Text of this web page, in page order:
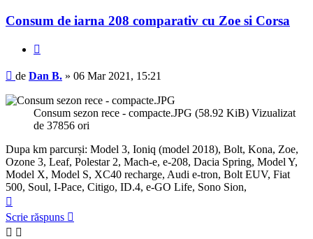
Consum de iarna 208 comparativ cu Zoe si Corsa
Mesaj
de Dan B. » 06 Mar 2021, 15:21
Consum sezon rece - compacte.JPG (58.92 KiB) Vizualizat
de 37856 ori
Dupa km parcurși: Model 3, Ioniq (model 2018), Bolt, Kona, Zoe,
Ozone 3, Leaf, Polestar 2, Mach-e, e-208, Dacia Spring, Model Y,
Model X, Model S, XC40 recharge, Audi e-tron, Bolt EUV, Fiat
500, Soul, I-Pace, Citigo, ID.4, e-GO Life, Sono Sion,
Scrie răspuns